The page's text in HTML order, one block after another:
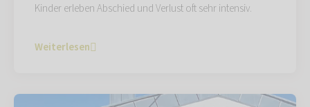
Kinder erleben Abschied und Verlust oft sehr intensiv.
Weiterlesen